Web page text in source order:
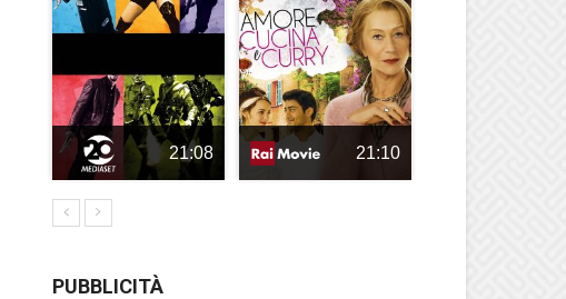
21:08 21:10
PUBBLICITÀ